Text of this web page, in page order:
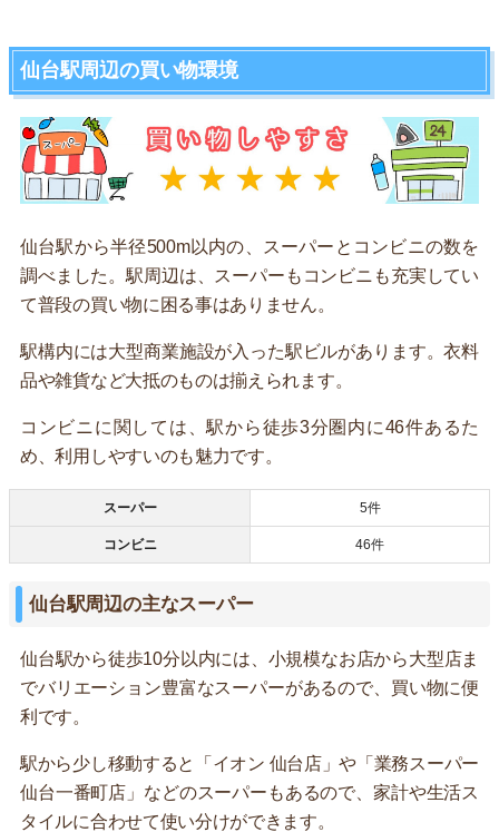
仙台駅周辺の買い物環境
仙台駅から半径500m以内の、スーパーとコンビニの数を
調べました。駅周辺は、スーパーもコンビニも充実してい
て普段の買い物に困る事はありません。
駅構内には大型商業施設が入った駅ビルがあります。衣料
品や雑貨など大抵のものは揃えられます。
コンビニに関しては、駅から徒歩3分圏内に46件あるた
め、利用しやすいのも魅力です。
スーパー 5件
コンビニ 46件
仙台駅周辺の主なスーパー
仙台駅から徒歩10分以内には、小規模なお店から大型店ま
でバリエーション豊富なスーパーがあるので、買い物に便
利です。
駅から少し移動すると「イオン 仙台店」や「業務スーパー
仙台一番町店」などのスーパーもあるので、家計や生活ス
タイルに合わせて使い分けができます。